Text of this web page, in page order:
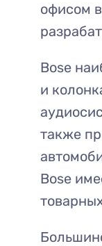
офисом
Bose
и
также
Bose